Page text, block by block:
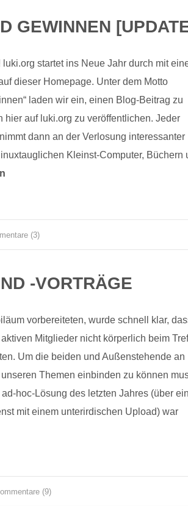
GEWINNEN
startet ins Neue Jahr durch mit
dieser Homepage. Unter dem Motto
laden wir ein, einen Blog-Beitrag zu
hier auf luki.org zu veröffentlichen. Jeder
dann an der Verlosung interessanter
Kleinst-Computer, Büchern
(3)
-VORTRÄGE
vorbereiteten, wurde schnell klar,
Mitglieder nicht körperlich beim
Um die beiden und Außenstehende an
Themen einbinden zu können
hoc-Lösung des letzten Jahres (über
mit einem unterirdischen Upload) war
(9)